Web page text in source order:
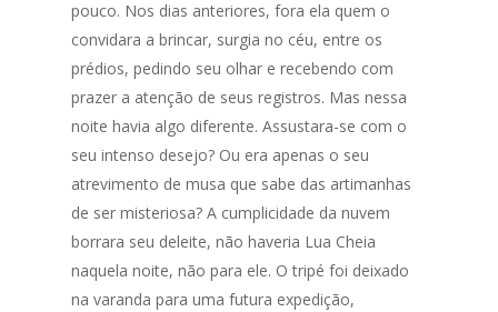
pouco. Nos dias anteriores, fora ela quem o
convidara a brincar, surgia no céu, entre os
prédios, pedindo seu olhar e recebendo com
prazer a atenção de seus registros. Mas nessa
noite havia algo diferente. Assustara-se com o
seu intenso desejo? Ou era apenas o seu
atrevimento de musa que sabe das artimanhas
de ser misteriosa? A cumplicidade da nuvem
borrara seu deleite, não haveria Lua Cheia
naquela noite, não para ele. O tripé foi deixado
na varanda para uma futura expedição,